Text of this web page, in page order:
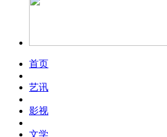
首页
艺讯
影视
文学